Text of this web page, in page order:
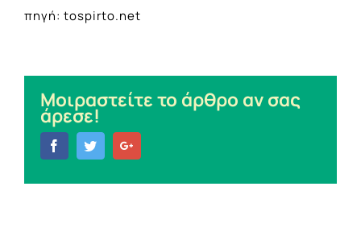
πηγή: tospirto.net
Μοιραστείτε το άρθρο αν σας
άρεσε!
FacebookTwitter